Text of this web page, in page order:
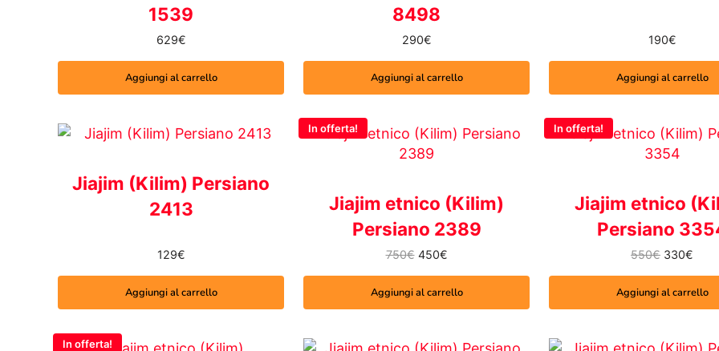
1539
629€
Aggiungi al carrello
8498
290€
Aggiungi al carrello
190€
Aggiungi al carrello
Jiajim (Kilim) Persiano
2413
129€
Aggiungi al carrello
In offerta!
Jiajim etnico (Kilim)
Persiano 2389
750€ Il prezzo originale era: 750€.
450€Il prezzo attuale è: 450€.
Aggiungi al carrello
In offerta!
Jiajim etnico
Persiano
550€ Il prezzo
330€
Aggiungi al carrello
In offerta!